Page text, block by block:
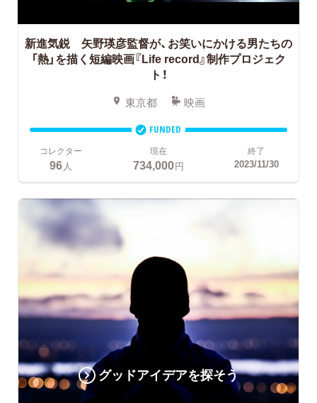
新進気鋭 矢野瑛彦監督が、お笑いにかける男たちの
「熱」を描く短編映画『Life record』制作プロジェク
ト！
東京都 映画
FUNDED
コレクター
96 人
現在
734,000円
終了
2023/11/30
グッドアイデアを探そう